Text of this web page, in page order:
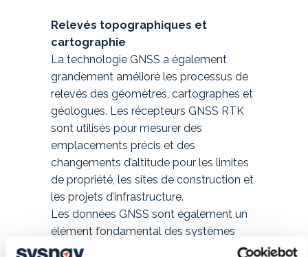
Relevés topographiques et
cartographie
La technologie GNSS a également
grandement amélioré les processus de
relevés des géomètres, cartographes et
géologues. Les récepteurs GNSS RTK
sont utilisés pour mesurer des
emplacements précis et des
changements d’altitude pour les limites
de propriété, les sites de construction et
les projets d’infrastructure.
Les données GNSS sont également un
élément fondamental des systèmes
d’information géographique (SIG),